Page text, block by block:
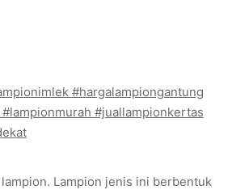
#hargalampiongantung
#juallampionkertas
Lampion jenis ini berbentuk